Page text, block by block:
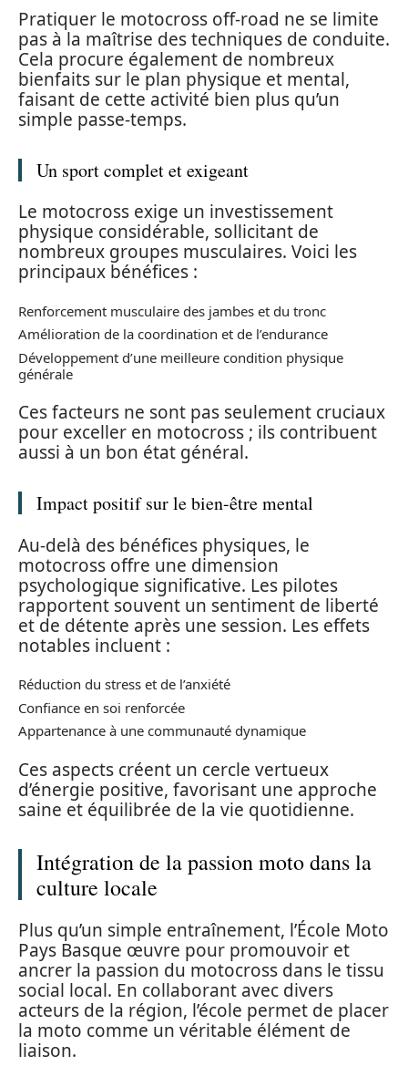
Pratiquer le motocross off-road ne se limite
pas à la maîtrise des techniques de conduite.
Cela procure également de nombreux
bienfaits sur le plan physique et mental,
faisant de cette activité bien plus qu’un
simple passe-temps.
Un sport complet et exigeant
Le motocross exige un investissement
physique considérable, sollicitant de
nombreux groupes musculaires. Voici les
principaux bénéfices :
Renforcement musculaire des jambes et du tronc
Amélioration de la coordination et de l’endurance
Développement d’une meilleure condition physique
générale
Ces facteurs ne sont pas seulement cruciaux
pour exceller en motocross ; ils contribuent
aussi à un bon état général.
Impact positif sur le bien-être mental
Au-delà des bénéfices physiques, le
motocross offre une dimension
psychologique significative. Les pilotes
rapportent souvent un sentiment de liberté
et de détente après une session. Les effets
notables incluent :
Réduction du stress et de l’anxiété
Confiance en soi renforcée
Appartenance à une communauté dynamique
Ces aspects créent un cercle vertueux
d’énergie positive, favorisant une approche
saine et équilibrée de la vie quotidienne.
Intégration de la passion moto dans la
culture locale
Plus qu’un simple entraînement, l’École Moto
Pays Basque œuvre pour promouvoir et
ancrer la passion du motocross dans le tissu
social local. En collaborant avec divers
acteurs de la région, l’école permet de placer
la moto comme un véritable élément de
liaison.